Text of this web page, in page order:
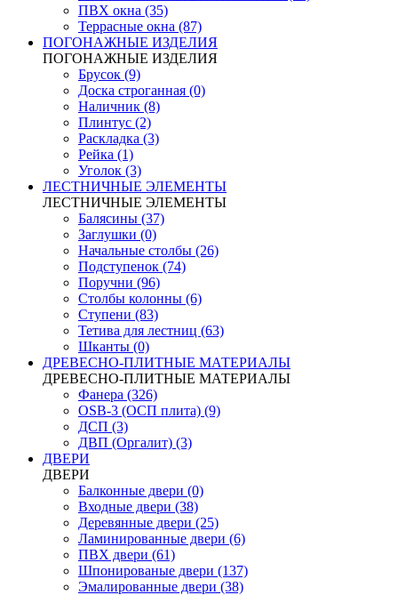
ПВХ окна (35)
Террасные окна (87)
ПОГОНАЖНЫЕ ИЗДЕЛИЯ
ПОГОНАЖНЫЕ ИЗДЕЛИЯ
Брусок (9)
Доска строганная (0)
Наличник (8)
Плинтус (2)
Раскладка (3)
Рейка (1)
Уголок (3)
ЛЕСТНИЧНЫЕ ЭЛЕМЕНТЫ
ЛЕСТНИЧНЫЕ ЭЛЕМЕНТЫ
Балясины (37)
Заглушки (0)
Начальные столбы (26)
Подступенок (74)
Поручни (96)
Столбы колонны (6)
Ступени (83)
Тетива для лестниц (63)
Шканты (0)
ДРЕВЕСНО-ПЛИТНЫЕ МАТЕРИАЛЫ
ДРЕВЕСНО-ПЛИТНЫЕ МАТЕРИАЛЫ
Фанера (326)
OSB-3 (ОСП плита) (9)
ДСП (3)
ДВП (Оргалит) (3)
ДВЕРИ
ДВЕРИ
Балконные двери (0)
Входные двери (38)
Деревянные двери (25)
Ламинированные двери (6)
ПВХ двери (61)
Шпонированые двери (137)
Эмалированные двери (38)